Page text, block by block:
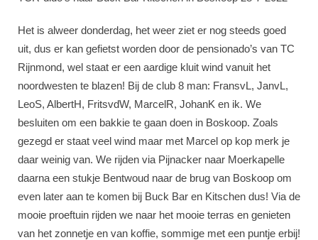
Het is alweer donderdag, het weer ziet er nog steeds goed
uit, dus er kan gefietst worden door de pensionado’s van TC
Rijnmond, wel staat er een aardige kluit wind vanuit het
noordwesten te blazen! Bij de club 8 man: FransvL, JanvL,
LeoS, AlbertH, FritsvdW, MarcelR, JohanK en ik. We
besluiten om een bakkie te gaan doen in Boskoop. Zoals
gezegd er staat veel wind maar met Marcel op kop merk je
daar weinig van. We rijden via Pijnacker naar Moerkapelle
daarna een stukje Bentwoud naar de brug van Boskoop om
even later aan te komen bij Buck Bar en Kitschen dus! Via de
mooie proeftuin rijden we naar het mooie terras en genieten
van het zonnetje en van koffie, sommige met een puntje erbij!